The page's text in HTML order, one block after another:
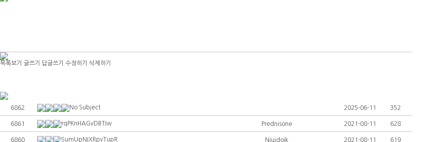
목록보기 글쓰기 답글쓰기 수정하기 삭제하기
6862 No Subject 2025-06-11 352
6861 rqPKnHAGvDBTIw Prednisone 2021-08-11 628
6860 SumUpNIXRpvTupR Niujdoik 2021-08-11 619